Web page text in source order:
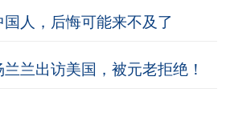
人，后悔可能来不及了
兰出访美国，被元老拒绝！